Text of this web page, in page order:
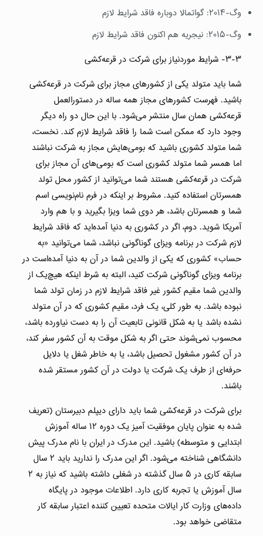
وگ-۲۰۱۴: گواتمالا دوباره فاقد شرایط لازم
وگ-۲۰۱۵: نیجریه هم اکنون فاقد شرایط لازم
۳-۳- شرایط موردنیاز برای شرکت در قرعه‌کشی
شما باید متولد یکی از کشورهای مجاز برای شرکت در قرعه‌کشی
باشید. فهرست کشورهای مجاز همه ساله در دستورالعمل
قرعه‌کشی همان سال منتشر می‌شود. با این حال دو راه دیگر
وجود دارد که ممکن است شما را فاقد شرایط لازم کند. نخست،
شما متولد کشوری باشید که بومی‌هایش مجاز به شرکت نباشند
اما همسر شما متولد کشوری است که بومی‌های آن مجاز برای
شرکت در قرعه‌کشی هستند شما می‌توانید از کشور محل تولد
همسرتان استفاده کنید. مشروط بر اینکه در فرم نام‌نویسی اسم
شما و همسرتان باشد، هر دوی شما ویزا بگیرید و با هم وارد
آمریکا شوید. دوم، اگر در کشوری به دنیا آمده‌اید که فاقد شرایط
لازم شرکت در برنامه ویزای گوناگونی نباشد، شما می‌توانید «به
حساب» کشوری که یکی از والدین شما در آن به دنیا آمده‌است در
برنامه ویزای گوناگونی شرکت کنید، البته به شرط اینکه هیچ‌یک از
والدین شما مقیم کشور غیر فاقد شرایط لازم در زمان تولد شما
نبوده باشد. به طور کلی، یک فرد، مقیم کشوری که در آن متولد
نشده باشد یا به شکل قانونی تابعیت آن را به دست نیاورده باشد،
محسوب نمی‌شوند حتی اگر به شکل موقت به آن کشور سفر کند،
در آن کشور مشغول تحصیل باشد، یا به خاطر شغل یا دلایل
حرفه‌ای از طرف یک شرکت یا دولت در آن کشور مستقر شده
باشند.
برای شرکت در قرعه‌کشی شما باید دارای دیپلم دبیرستان (تعریف
شده به عنوان پایان موفقیت آمیز یک دوره ۱۲ ساله آموزش
ابتدایی و متوسطه) باشید. این مدرک در ایران با نام مدرک پیش
دانشگاهی شناخته می‌شود. اگر این مدرک را ندارید باید ۲ سال
سابقه کاری در ۵ سال گذشته در شغلی داشته باشید که نیاز به ۲
سال آموزش یا تجربه کاری دارد. اطلاعات موجود در پایگاه
داده‌های وزارت کار ایالات متحده تعیین کننده اعتبار سابقه کار
متقاضی خواهد بود.